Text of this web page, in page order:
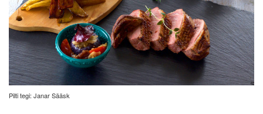
Pilti tegi: Janar Sääsk